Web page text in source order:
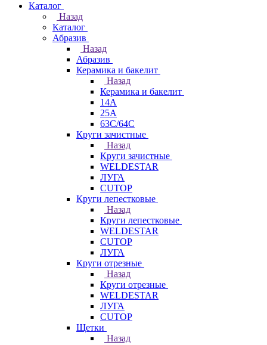
Каталог
Назад
Каталог
Абразив
Назад
Абразив
Керамика и бакелит
Назад
Керамика и бакелит
14А
25А
63С/64С
Круги зачистные
Назад
Круги зачистные
WELDESTAR
ЛУГА
CUTOP
Круги лепестковые
Назад
Круги лепестковые
WELDESTAR
CUTOP
ЛУГА
Круги отрезные
Назад
Круги отрезные
WELDESTAR
ЛУГА
CUTOP
Щетки
Назад